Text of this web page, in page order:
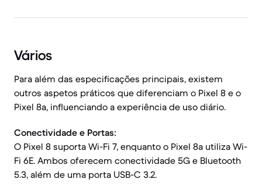
Vários
Para além das especificações principais, existem
outros aspetos práticos que diferenciam o Pixel 8 e o
Pixel 8a, influenciando a experiência de uso diário.
Conectividade e Portas:
O Pixel 8 suporta Wi-Fi 7, enquanto o Pixel 8a utiliza Wi-
Fi 6E. Ambos oferecem conectividade 5G e Bluetooth
5.3, além de uma porta USB-C 3.2.